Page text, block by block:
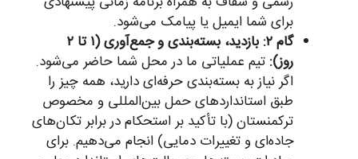
برای شما ایمیل یا پیامک می‌شود.
گام ۲: بازدید، بسته‌بندی و جمع‌آوری (۱ تا ۲
روز): تیم عملیاتی ما در محل شما حاضر می‌شود.
اگر نیاز به بسته‌بندی حرفه‌ای دارید، همه چیز را
طبق استانداردهای حمل بین‌المللی و مخصوص
ترکمنستان (با تأکید بر استحکام در برابر تکان‌های
جاده‌ای و تغییرات دمایی) انجام می‌دهیم. برای